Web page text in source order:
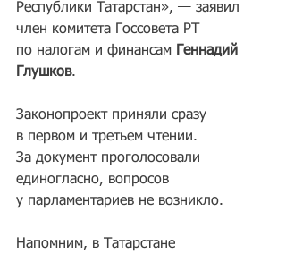
Республики Татарстан», — заявил
член комитета Госсовета РТ
по налогам и финансам
Геннадий
Глушков.
Законопроект приняли сразу
в первом и третьем чтении.
За документ проголосовали
единогласно, вопросов
у парламентариев не возникло.
Напомним, в Татарстане